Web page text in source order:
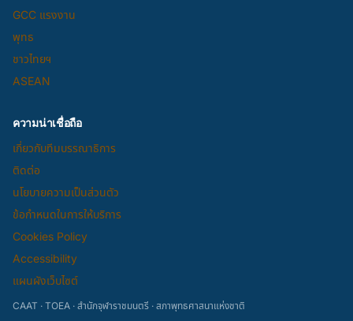
GCC แรงงาน
พุทธ
ชาวไทยฯ
ASEAN
ความน่าเชื่อถือ
เกี่ยวกับทีมบรรณาธิการ
ติดต่อ
นโยบายความเป็นส่วนตัว
ข้อกำหนดในการให้บริการ
Cookies Policy
Accessibility
แผนผังเว็บไซต์
CAAT · TOEA · สำนักจุฬาราชมนตรี · สภาพุทธศาสนาแห่งชาติ